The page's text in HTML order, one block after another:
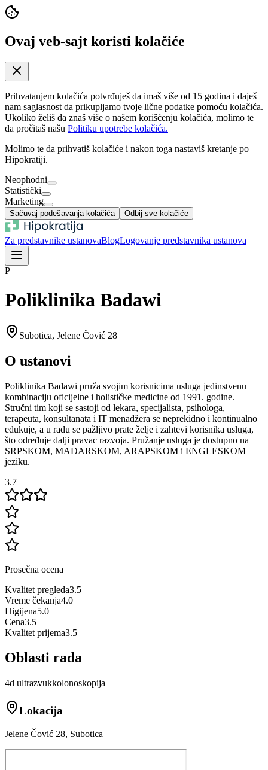
Ovaj veb-sajt koristi kolačiće
Prihvatanjem kolačića potvrđuješ da imaš više od 15 godina i daješ
nam saglasnost da prikupljamo tvoje lične podatke pomoću kolačića.
Ukoliko želiš da znaš više o našem korišćenju kolačića, molimo te
da pročitaš našu Politiku upotrebe kolačića.
Molimo te da prihvatiš kolačiće i nakon toga nastaviš kretanje po
Hipokratiji.
Neophodni
Statistički
Marketing
Sačuvaj podešavanja kolačića Odbij sve kolačiće
Za predstavnike ustanovaBlogLogovanje predstavnika ustanova
P
Poliklinika Badawi
Subotica, Jelene Čović 28
O ustanovi
Poliklinika Badawi pruža svojim korisnicima usluga jedinstvenu
kombinaciju oficijelne i holističke medicine od 1991. godine.
Stručni tim koji se sastoji od lekara, specijalista, psihologa,
terapeuta, konsultanata i IT menadžera se neprekidno i kontinualno
edukuje, a u radu se pažljivo prate želje i zahtevi korisnika usluga,
što određuje dalji pravac razvoja. Pružanje usluga je dostupno na
SRPSKOM, MAĐARSKOM, ARAPSKOM i ENGLESKOM
jeziku.
3.7
Prosečna ocena
Kvalitet pregleda3.5
Vreme čekanja4.0
Higijena5.0
Cena3.5
Kvalitet prijema3.5
Oblasti rada
4d ultrazvukkolonoskopija
Lokacija
Jelene Čović 28, Subotica